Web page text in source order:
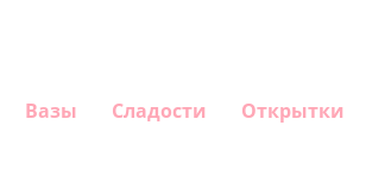
Вазы Сладости Открытки